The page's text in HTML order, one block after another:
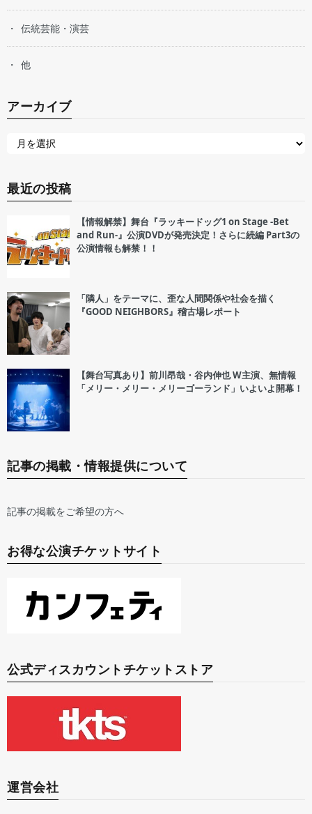
伝統芸能・演芸
他
アーカイブ
最近の投稿
【情報解禁】舞台『ラッキードッグ1 on Stage -Bet
and Run-』公演DVDが発売決定！さらに続編 Part3の
公演情報も解禁！！
「隣人」をテーマに、歪な人間関係や社会を描く
『GOOD NEIGHBORS』稽古場レポート
【舞台写真あり】前川昂哉・谷内伸也 W主演、無情報
「メリー・メリー・メリーゴーランド」いよいよ開幕！
記事の掲載・情報提供について
記事の掲載をご希望の方へ
お得な公演チケットサイト
公式ディスカウントチケットストア
運営会社